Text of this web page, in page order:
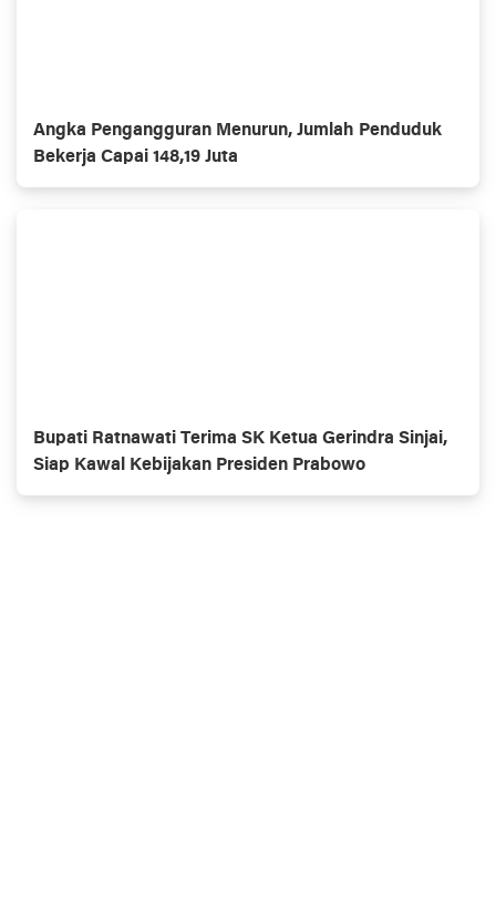
Angka Pengangguran Menurun, Jumlah Penduduk
Bekerja Capai 148,19 Juta
Bupati Ratnawati Terima SK Ketua Gerindra Sinjai,
Siap Kawal Kebijakan Presiden Prabowo